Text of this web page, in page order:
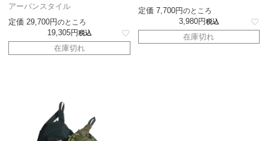
アーバンスタイル
定価 29,700 のところ
19,305 税込
在庫切れ
定価 7,700 のところ
3,980 税込
在庫切れ